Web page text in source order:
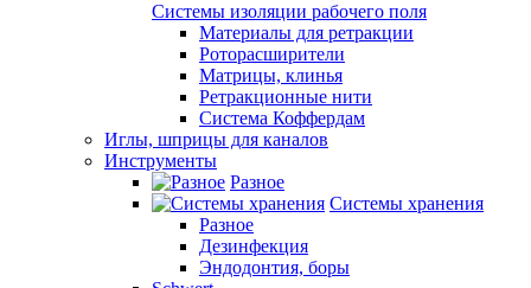
Системы изоляции рабочего поля
Материалы для ретракции
Роторасширители
Матрицы, клинья
Ретракционные нити
Система Коффердам
Иглы, шприцы для каналов
Инструменты
Разное
Системы хранения
Разное
Дезинфекция
Эндодонтия, боры